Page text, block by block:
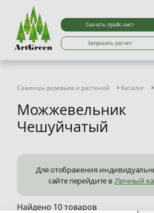
Скачать прайс-лист
Запросить расчет
Саженцы деревьев и растений Каталог
Можжевельник
Чешуйчатый
Для отображения
сайте перейдите в Личный
Найдено 10 товаров